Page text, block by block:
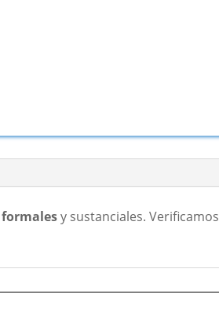
y sustanciales. Verificamos